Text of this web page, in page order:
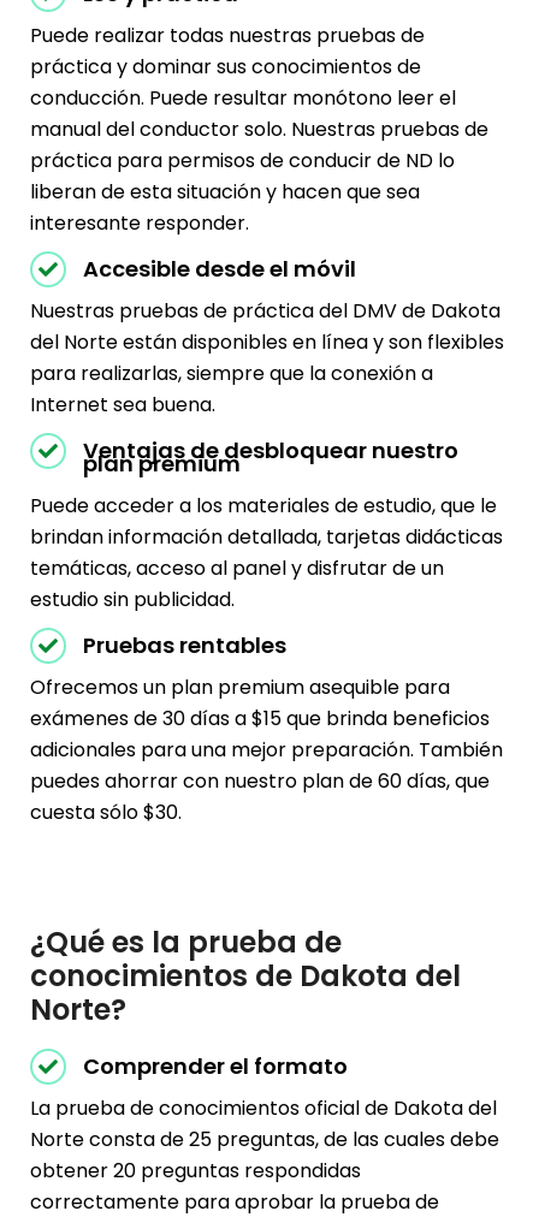
Puede realizar todas nuestras pruebas de
práctica y dominar sus conocimientos de
conducción. Puede resultar monótono leer el
manual del conductor solo. Nuestras pruebas de
práctica para permisos de conducir de ND lo
liberan de esta situación y hacen que sea
interesante responder.
Accesible desde el móvil
Nuestras pruebas de práctica del DMV de Dakota
del Norte están disponibles en línea y son flexibles
para realizarlas, siempre que la conexión a
Internet sea buena.
Ventajas de desbloquear nuestro
plan premium
Puede acceder a los materiales de estudio, que le
brindan información detallada, tarjetas didácticas
temáticas, acceso al panel y disfrutar de un
estudio sin publicidad.
Pruebas rentables
Ofrecemos un plan premium asequible para
exámenes de 30 días a $15 que brinda beneficios
adicionales para una mejor preparación. También
puedes ahorrar con nuestro plan de 60 días, que
cuesta sólo $30.
¿Qué es la prueba de
conocimientos de Dakota del
Norte?
Comprender el formato
La prueba de conocimientos oficial de Dakota del
Norte consta de 25 preguntas, de las cuales debe
obtener 20 preguntas respondidas
correctamente para aprobar la prueba de